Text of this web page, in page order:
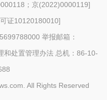
；京(2022)0000119]
证10120180010]
举报邮箱：
和处置管理办法 总机：86-10-
All Rights Reserved